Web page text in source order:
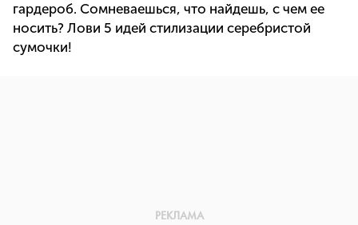
гардероб. Сомневаешься, что найдешь, с чем ее
носить? Лови 5 идей стилизации серебристой
сумочки!